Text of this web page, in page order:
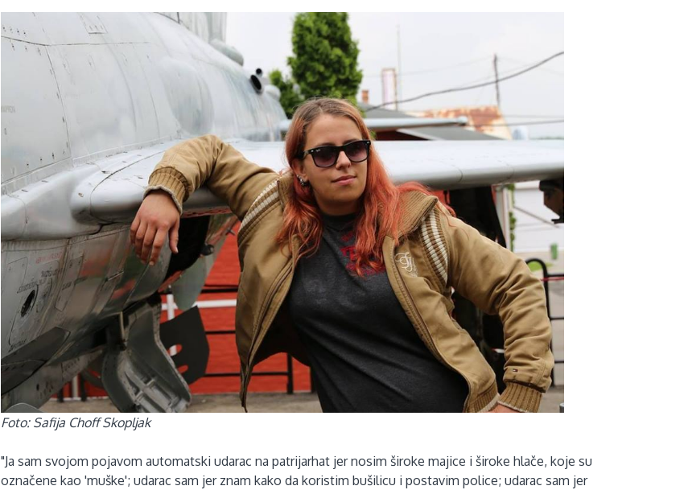
Foto: Safija Choff Skopljak
"Ja sam svojom pojavom automatski udarac na patrijarhat jer nosim široke majice i široke hlače, koje su
označene kao 'muške'; udarac sam jer znam kako da koristim bušilicu i postavim police; udarac sam jer